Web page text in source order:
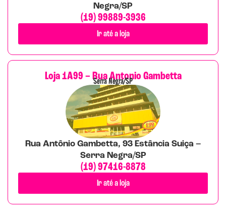
Negra/SP
(19) 99889-3936
Ir até a loja
Loja 1A99 – Rua Antonio Gambetta
Serra Negra/SP
Rua Antônio Gambetta, 93 Estância Suiça –
Serra Negra/SP
(19) 97416-8878
Ir até a loja